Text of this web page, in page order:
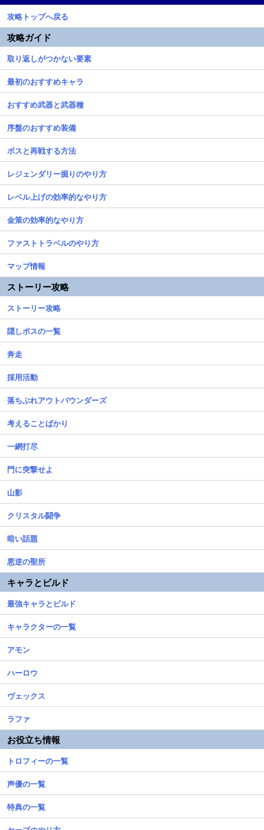
攻略トップへ戻る
攻略ガイド
取り返しがつかない要素
最初のおすすめキャラ
おすすめ武器と武器種
序盤のおすすめ装備
ボスと再戦する方法
レジェンダリー掘りのやり方
レベル上げの効率的なやり方
金策の効率的なやり方
ファストトラベルのやり方
マップ情報
ストーリー攻略
ストーリー攻略
隠しボスの一覧
奔走
採用活動
落ちぶれアウトバウンダーズ
考えることばかり
一網打尽
門に突撃せよ
山影
クリスタル闘争
暗い話題
悪逆の聖所
キャラとビルド
最強キャラとビルド
キャラクターの一覧
アモン
ハーロウ
ヴェックス
ラファ
お役立ち情報
トロフィーの一覧
声優の一覧
特典の一覧